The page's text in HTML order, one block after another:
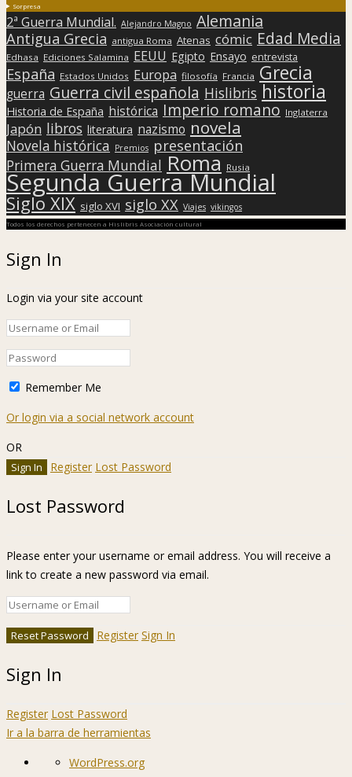
Sorpresa
2ª Guerra Mundial. Alejandro Magno Alemania
Antigua Grecia antigua Roma Atenas cómic Edad Media
Edhasa Ediciones Salamina EEUU Egipto Ensayo entrevista
España Estados Unidos Europa filosofía Francia Grecia
guerra Guerra civil española Hislibris historia
Historia de España histórica Imperio romano Inglaterra
Japón libros literatura nazismo novela
Novela histórica Premios presentación
Primera Guerra Mundial Roma Rusia
Segunda Guerra Mundial
Siglo XIX siglo XVI siglo XX Viajes vikingos
Todos los derechos pertenecen a Hislibris Asociación cultural
Sign In
Login via your site account
Remember Me
Or login via a social network account
OR
Register Lost Password
Lost Password
Please enter your username or email address. You will receive a
link to create a new password via email.
Register Sign In
Sign In
Register Lost Password
Ir a la barra de herramientas
AcercaWordPress.org